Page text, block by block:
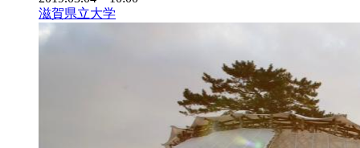
滋賀県立大学